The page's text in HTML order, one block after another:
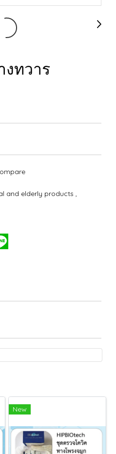
ทวาร
and elderly products ,
New